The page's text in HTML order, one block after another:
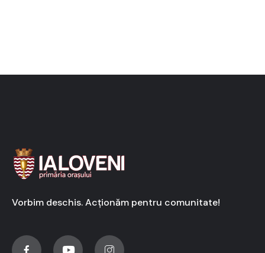
Vorbim deschis. Acționăm pentru comunitate!